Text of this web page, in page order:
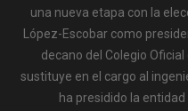
una nueva etapa con la
López-Escobar como
decano del Colegio
sustituye en el cargo al
ha presidido la